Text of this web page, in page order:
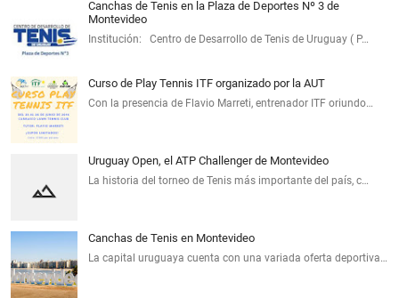
Canchas de Tenis en la Plaza de Deportes Nº 3 de
Montevideo
Institución: Centro de Desarrollo de Tenis de Uruguay ( P…
Curso de Play Tennis ITF organizado por la AUT
Con la presencia de Flavio Marreti, entrenador ITF oriundo…
Uruguay Open, el ATP Challenger de Montevideo
La historia del torneo de Tenis más importante del país, c…
Canchas de Tenis en Montevideo
La capital uruguaya cuenta con una variada oferta deportiva…